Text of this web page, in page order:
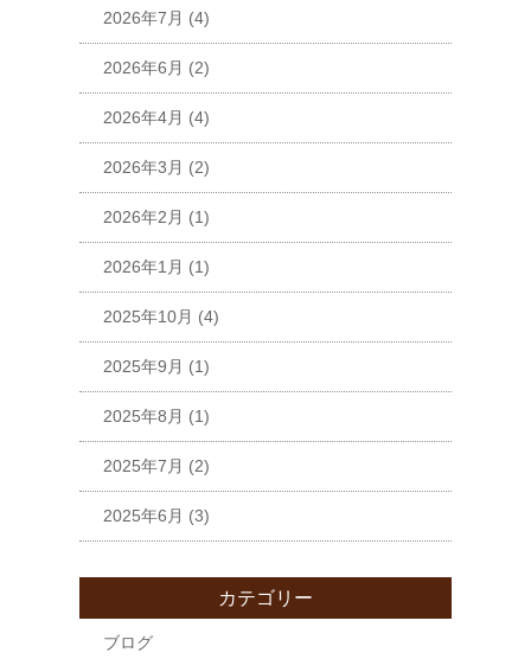
2026年7月 (4)
2026年6月 (2)
2026年4月 (4)
2026年3月 (2)
2026年2月 (1)
2026年1月 (1)
2025年10月 (4)
2025年9月 (1)
2025年8月 (1)
2025年7月 (2)
2025年6月 (3)
カテゴリー
ブログ